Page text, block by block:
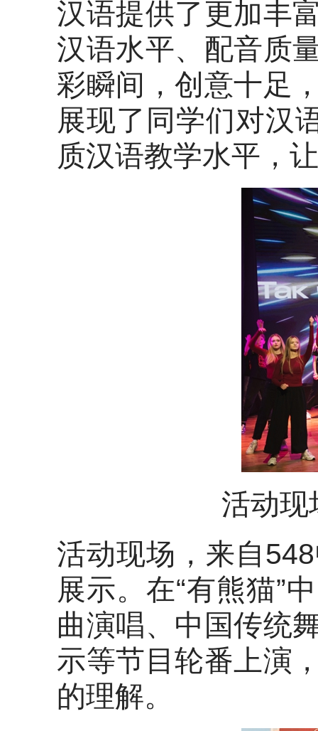
汉语提供了更加丰
汉语水平、配音质
彩瞬间，创意十足
展现了同学们对汉
质汉语教学水平，
活动现
活动现场，来自
展示。在“有熊猫”
曲演唱、中国传统
示等节目轮番上演
的理解。